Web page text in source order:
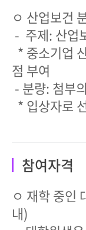
ㅇ 산업보건
- 주제: 산업
* 중소기업
점 부여
- 분량: 첨부
* 입상자로
참여자격
ㅇ 재학 중인
내)